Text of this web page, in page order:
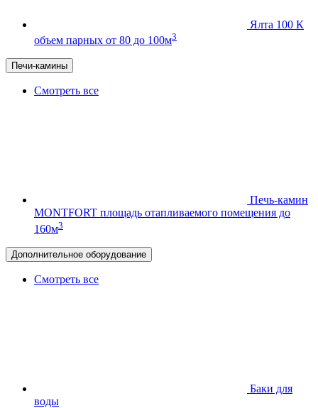
Ялта 100 К
объем парных от 80 до 100м3
Печи-камины
Смотреть все
Печь-камин
MONTFORT площадь отапливаемого помещения до
160м3
Дополнительное оборудование
Смотреть все
Баки для
воды